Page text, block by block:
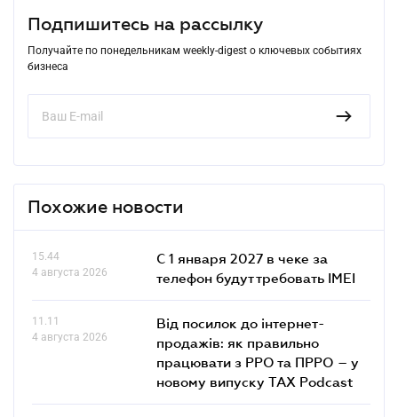
Подпишитесь на рассылку
Получайте по понедельникам weekly-digest о ключевых событиях
бизнеса
Похожие новости
15.44
4 августа 2026
С 1 января 2027 в чеке за
телефон будут требовать IMEI
11.11
4 августа 2026
Від посилок до інтернет-
продажів: як правильно
працювати з РРО та ПРРО – у
новому випуску TAX Podcast